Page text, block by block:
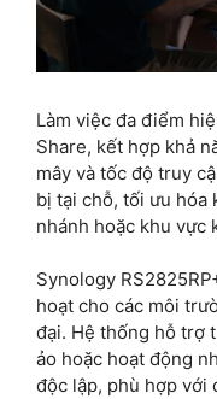
Làm việc đa điểm
Share, kết hợp khả
mây và tốc độ truy
bị tại chỗ, tối ưu hóa
nhánh hoặc khu vực
Synology
hoạt cho các môi
đại. Hệ thống hỗ trợ
ảo hoặc hoạt động
độc lập, phù hợp với